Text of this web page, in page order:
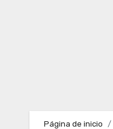
Página de inicio